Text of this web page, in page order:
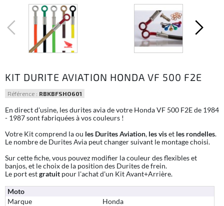
KIT DURITE AVIATION HONDA VF 500 F2E
Référence : RBKBFSHO601
En direct d'usine, les durites avia de votre Honda VF 500 F2E de 1984
- 1987 sont fabriquées à vos couleurs !
Votre Kit comprend la ou les Durites Aviation, les viset les rondelles.
Le nombre de Durites Avia peut changer suivant le montage choisi.
Sur cette fiche, vous pouvez modifier la couleur des flexibles et
banjos, et le choix de la position des Durites de frein.
Le port estgratuit pour l'achat d'un Kit Avant+Arrière.
Moto
Marque
Honda